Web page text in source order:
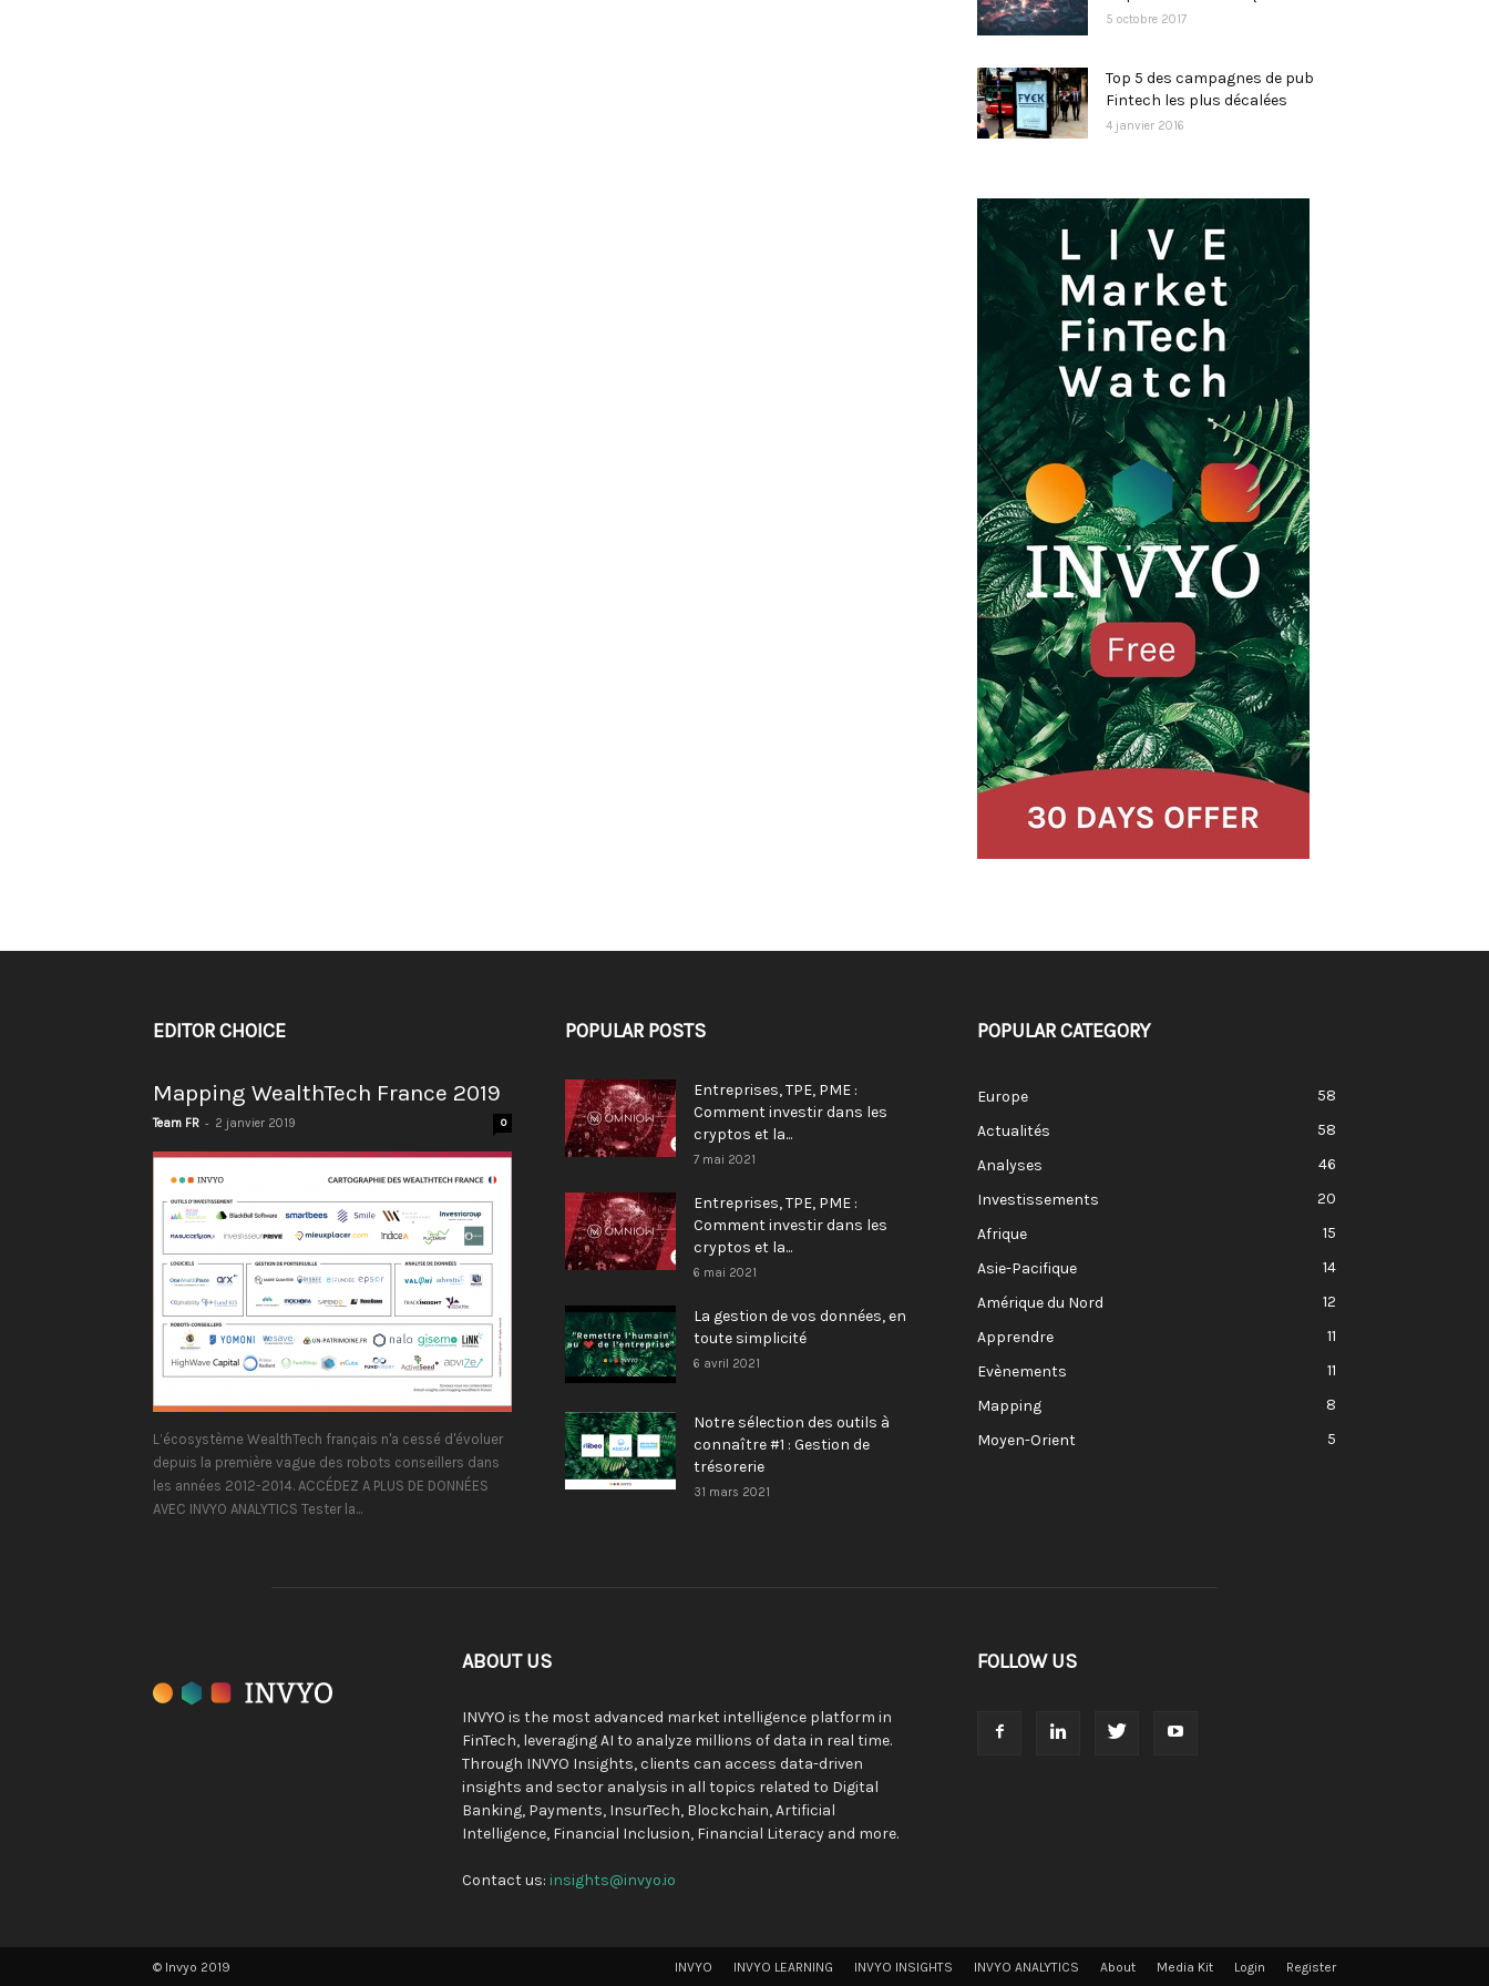
5 octobre 2017
Top 5 des campagnes de pub
Fintech les plus décalées
4 janvier 2016
EDITOR CHOICE
Mapping WealthTech France 2019
Team FR - 2 janvier 2019 0
L’écosystème WealthTech français n'a cessé d'évoluer
depuis la première vague des robots conseillers dans
les années 2012-2014. ACCÉDEZ A PLUS DE DONNÉES
AVEC INVYO ANALYTICS Tester la...
POPULAR POSTS
Entreprises, TPE, PME :
Comment investir dans les
cryptos et la...
7 mai 2021
Entreprises, TPE, PME :
Comment investir dans les
cryptos et la...
6 mai 2021
La gestion de vos données, en
toute simplicité
6 avril 2021
Notre sélection des outils à
connaître #1 : Gestion de
trésorerie
31 mars 2021
POPULAR CATEGORY
Europe
58
Actualités
58
Analyses
46
Investissements
20
Afrique
15
Asie-Pacifique
14
Amérique du Nord
12
Apprendre
11
Evènements
11
Mapping
8
Moyen-Orient
5
ABOUT US
INVYO is the most advanced market intelligence platform in
FinTech, leveraging AI to analyze millions of data in real time.
Through INVYO Insights, clients can access data-driven
insights and sector analysis in all topics related to Digital
Banking, Payments, InsurTech, Blockchain, Artificial
Intelligence, Financial Inclusion, Financial Literacy and more.
Contact us: insights@invyo.io
FOLLOW US
INVYO INVYO LEARNING INVYO INSIGHTS INVYO ANALYTICS About Media Kit Login Register
© Invyo 2019